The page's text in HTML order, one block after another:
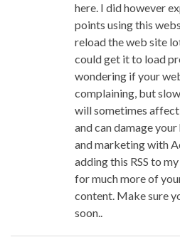
here. I did however
points using this
reload the web site
could get it to load
wondering if your
complaining, but
will sometimes
and can damage
and marketing with
adding this RSS to
for much more of
content. Make sure
soon..